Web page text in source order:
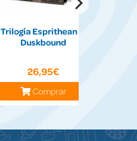
Trilogía Esprithean 2:
Duskbound
26,95€
Comprar